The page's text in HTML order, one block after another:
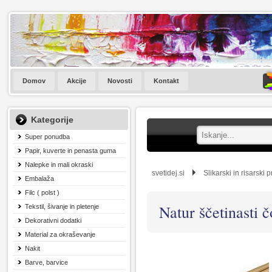
Domov Akcije Novosti Kontakt
Kategorije
Super ponudba
Papir, kuverte in penasta guma
Nalepke in mali okraski
Embalaža
Filc ( polst )
Tekstil, šivanje in pletenje
Dekorativni dodatki
Material za okraševanje
Nakit
Barve, barvice
svetidej.si Slikarski in risarski
Natur ščetinasti